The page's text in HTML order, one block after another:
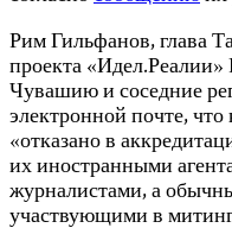
Рим Гильфанов, глава
проекта
Чувашию и соседние
электронной почте,
«отказано в
их иностранными
журналистами, а
участвующими в